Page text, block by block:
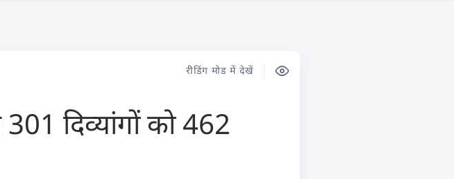
रीडिंग मोड में देखें
दिव्यांगों को 462